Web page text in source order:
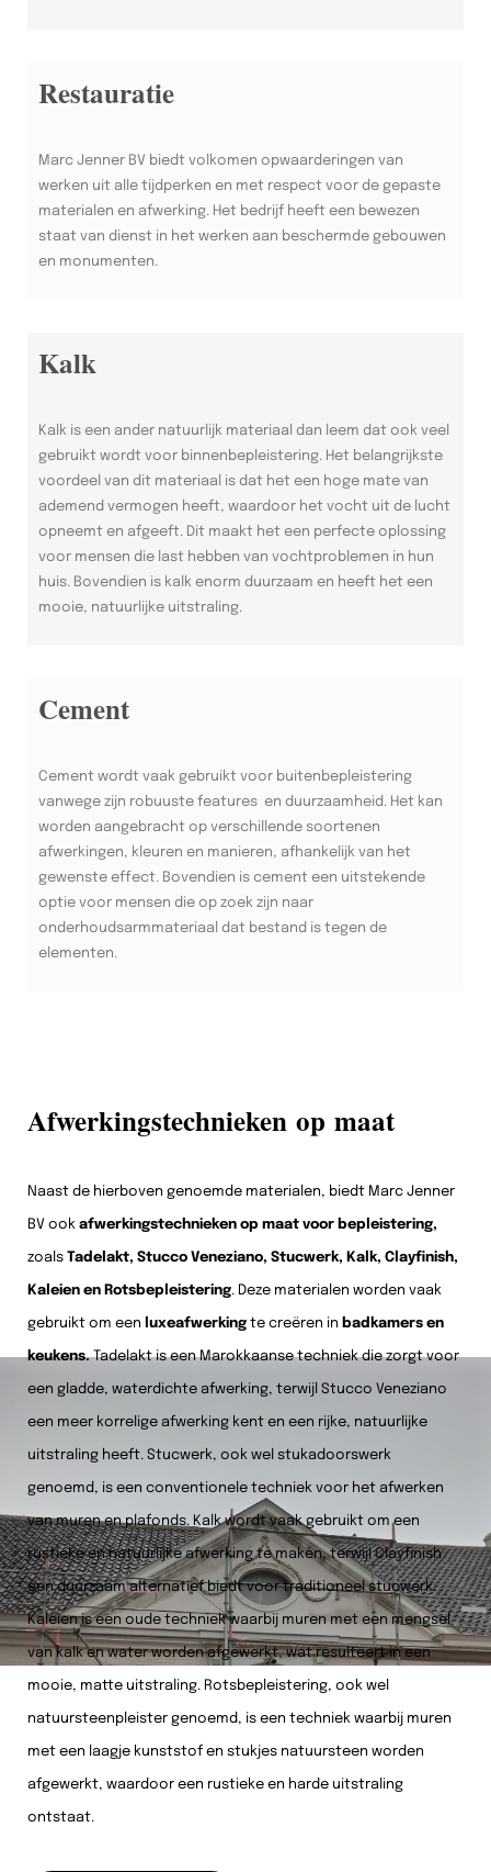
Restauratie
Marc Jenner BV biedt volkomen opwaarderingen van
werken uit alle tijdperken en met respect voor de gepaste
materialen en afwerking. Het bedrijf heeft een bewezen
staat van dienst in het werken aan beschermde gebouwen
en monumenten.
Kalk
Kalk is een ander natuurlijk materiaal dan leem dat ook veel
gebruikt wordt voor binnenbepleistering. Het belangrijkste
voordeel van dit materiaal is dat het een hoge mate van
ademend vermogen heeft, waardoor het vocht uit de lucht
opneemt en afgeeft. Dit maakt het een perfecte oplossing
voor mensen die last hebben van vochtproblemen in hun
huis. Bovendien is kalk enorm duurzaam en heeft het een
mooie, natuurlijke uitstraling.
Cement
Cement wordt vaak gebruikt voor buitenbepleistering
vanwege zijn robuuste features en duurzaamheid. Het kan
worden aangebracht op verschillende soortenen
afwerkingen, kleuren en manieren, afhankelijk van het
gewenste effect. Bovendien is cement een uitstekende
optie voor mensen die op zoek zijn naar
onderhoudsarmmateriaal dat bestand is tegen de
elementen.
Afwerkingstechnieken op maat
Naast de hierboven genoemde materialen, biedt Marc Jenner
BV ook afwerkingstechnieken op maat voor bepleistering,
zoals Tadelakt, Stucco Veneziano, Stucwerk, Kalk, Clayfinish,
Kaleien en Rotsbepleistering. Deze materialen worden vaak
gebruikt om een luxeafwerking te creëren in badkamers en
keukens.Tadelakt is een Marokkaanse techniek die zorgt voor
een gladde, waterdichte afwerking, terwijl Stucco Veneziano
een meer korrelige afwerking kent en een rijke, natuurlijke
uitstraling heeft. Stucwerk, ook wel stukadoorswerk
genoemd, is een conventionele techniek voor het afwerken
van muren en plafonds. Kalk wordt vaak gebruikt om een
rustieke en natuurlijke afwerking te maken, terwijl Clayfinish
een duurzaam alternatief biedt voor traditioneel stucwerk.
Kaleien is een oude techniek waarbij muren met een mengsel
van kalk en water worden afgewerkt, wat resulteert in een
mooie, matte uitstraling. Rotsbepleistering, ook wel
natuursteenpleister genoemd, is een techniek waarbij muren
met een laagje kunststof en stukjes natuursteen worden
afgewerkt, waardoor een rustieke en harde uitstraling
ontstaat.